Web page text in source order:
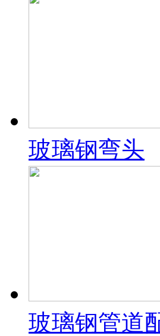
玻璃钢弯头
玻璃钢管道